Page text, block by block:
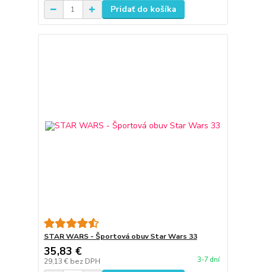
Pridať do košíka
STAR WARS - Športová obuv Star Wars 33
35,83 €
29,13 € bez DPH 3-7 dní